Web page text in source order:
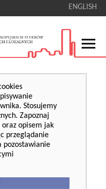
ENGLISH
Stosujemy
Zapoznaj
oraz opisem jak
przeglądanie
pozostawianie